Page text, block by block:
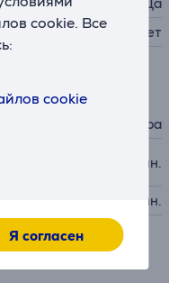
cookie. Все
cookie
Я согласен
Нет
от аккумулятора
40 мин.
60 мин.